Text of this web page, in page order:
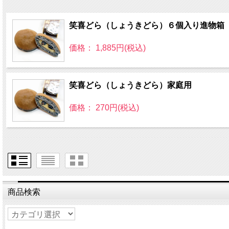
笑喜どら（しょうきどら）６個入り進物箱
価格： 1,885円(税込)
笑喜どら（しょうきどら）家庭用
価格： 270円(税込)
商品検索